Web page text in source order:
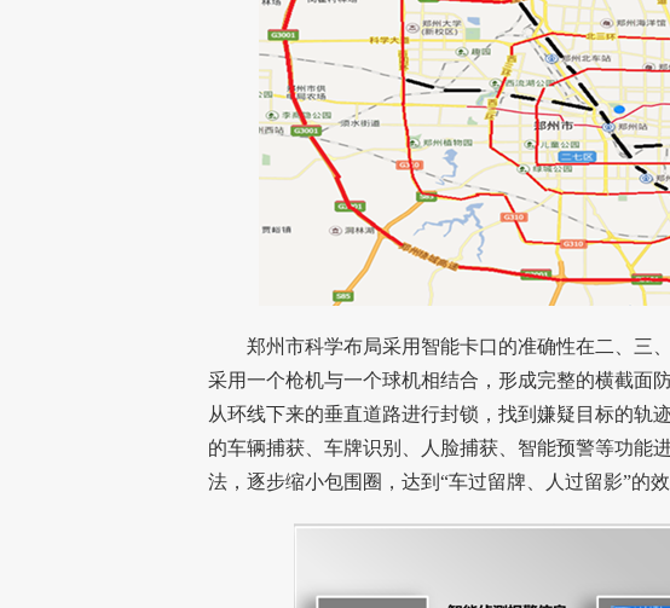
郑州市科学布局采用智能卡口的准确性在二、三
采用一个枪机与一个球机相结合，形成完整的横截面
从环线下来的垂直道路进行封锁，找到嫌疑目标的轨
的车辆捕获、车牌识别、人脸捕获、智能预警等功能
法，逐步缩小包围圈，达到“车过留牌、人过留影”的效